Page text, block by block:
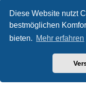
Diese Website nutzt
bestmöglichen
bieten. Mehr erfahren